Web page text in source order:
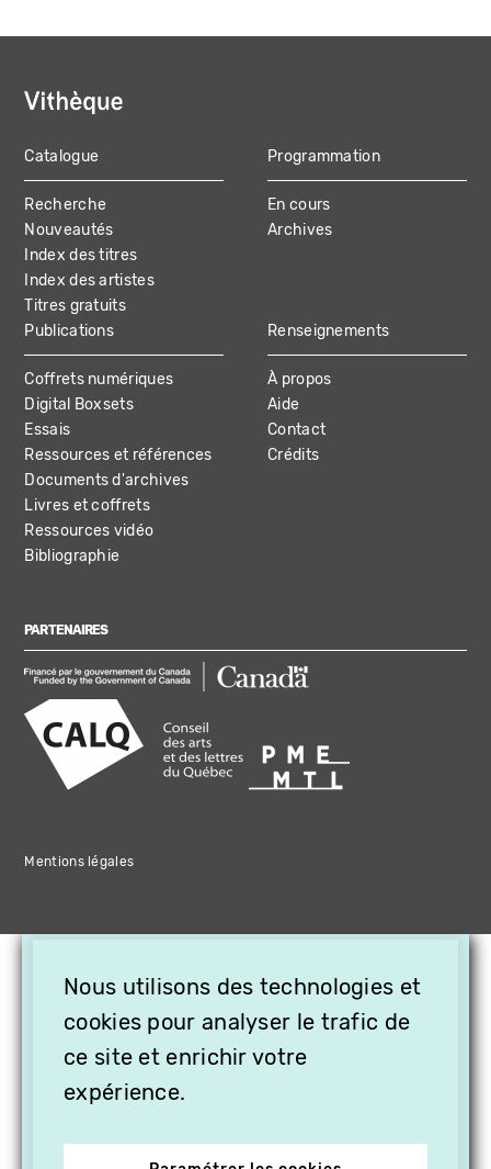
MAIN
NAVIGATION
Catalogue
Recherche
Nouveautés
Index des titres
Index des artistes
Titres gratuits
Programmation
En cours
Archives
Publications
Coffrets numériques
Digital Boxsets
Essais
Ressources et références
Documents d'archives
Livres et coffrets
Ressources vidéo
Bibliographie
Renseignements
À propos
Aide
Contact
Crédits
PARTENAIRES
Mentions légales
Nous utilisons des technologies et
cookies pour analyser le trafic de
ce site et enrichir votre
expérience.
OFFREZ LA VIDÉO EN
CADEAU, ABONNEZ VOS
PROCHES À VITHÈQUE !